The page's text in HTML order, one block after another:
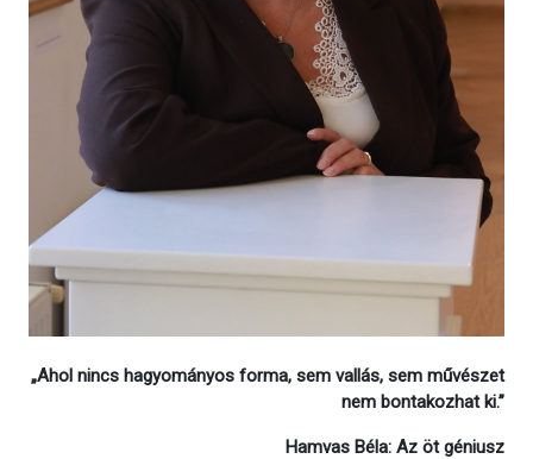
„Ahol nincs hagyományos forma, sem vallás, sem művészet
nem bontakozhat ki.”
Hamvas Béla: Az öt géniusz